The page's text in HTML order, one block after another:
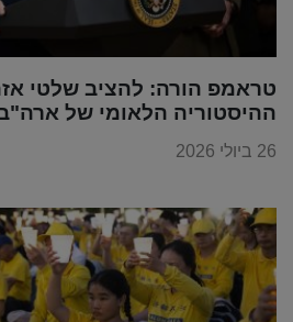
טראמפ הורה: להציב שלטי
ההיסטוריה הלאומי של
26 ביולי 2026